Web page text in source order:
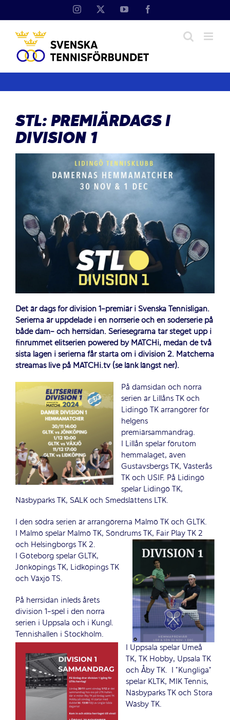
Instagram YouTube
STL: PREMIÄRDAGS I
DIVISION 1
Det är dags för division 1-premiär i Svenska Tennisligan.
Serierna är uppdelade i en norrserie och en söderserie på
både dam- och herrsidan. Seriesegrarna tar steget upp i
finrummet elitserien powered by MATCHi, medan de två
sista lagen i serierna får starta om i division 2. Matcherna
streamas live på MATCHi.tv (se länk längst ner).
På damsidan och norra
serien är Lillåns TK och
Lidingö TK arrangörer för
helgens
premiärsammandrag.
I Lillån spelar förutom
hemmalaget, även
Gustavsbergs TK, Västerås
TK och USIF. På Lidingö
spelar Lidingö TK,
Näsbyparks TK, SALK och Smedslättens LTK.
I den södra serien är arrangörerna Malmö TK och GLTK.
I Malmö spelar Malmö TK, Söndrums TK, Fair Play TK 2
och Helsingborgs TK 2.
I Göteborg spelar GLTK,
Jönköpings TK, Lidköpings TK
och Växjö TS.
På herrsidan inleds årets
division 1-spel i den norra
serien i Uppsala och i Kungl.
Tennishallen i Stockholm.
I Uppsala spelar Umeå
TK, TK Hobby, Upsala TK
och Åby TK. I ”Kungliga”
spelar KLTK, MIK Tennis,
Näsbyparks TK och Stora
Wäsby TK.